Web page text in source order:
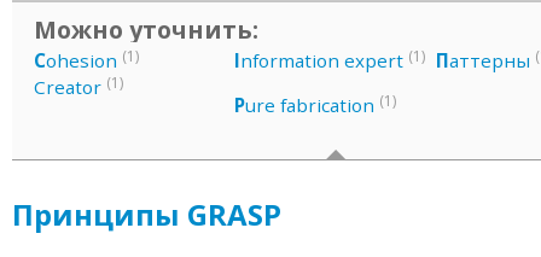
Можно уточнить:
Cohesion (1)
Creator (1)
Information expert (1)
Pure fabrication (1)
Паттерны
Принципы GRASP